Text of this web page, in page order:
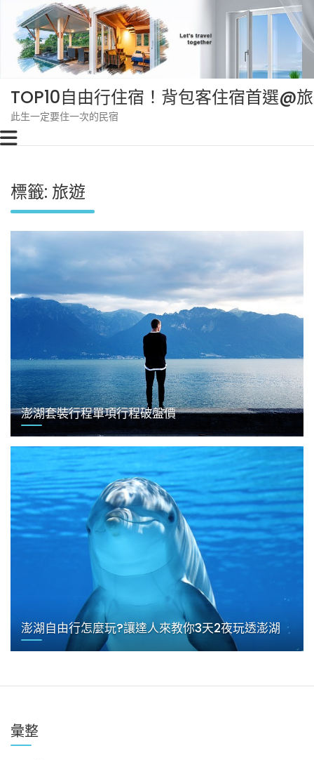
content
TOP10自由行住宿！背包客住宿首選@
此生一定要住一次的民宿
標籤: 旅遊
澎湖套裝行程單項行程破盤價
澎湖自由行怎麼玩?讓達人來教你3天2夜玩透澎湖
彙整